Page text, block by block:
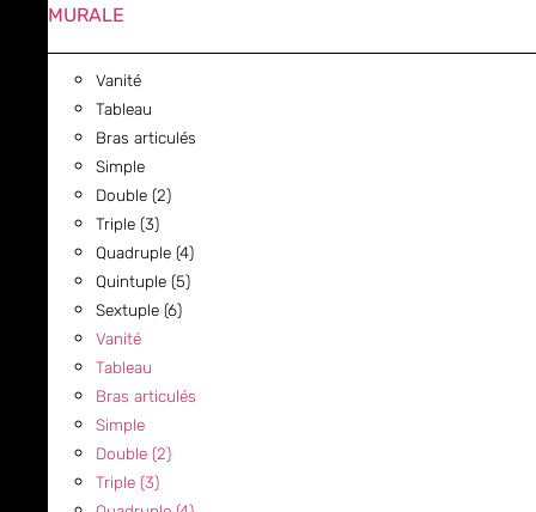
MURALE
Vanité
Tableau
Bras articulés
Simple
Double (2)
Triple (3)
Quadruple (4)
Quintuple (5)
Sextuple (6)
Vanité
Tableau
Bras articulés
Simple
Double (2)
Triple (3)